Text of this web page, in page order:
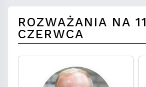
ROZWAŻANIA NA 11
CZERWCA